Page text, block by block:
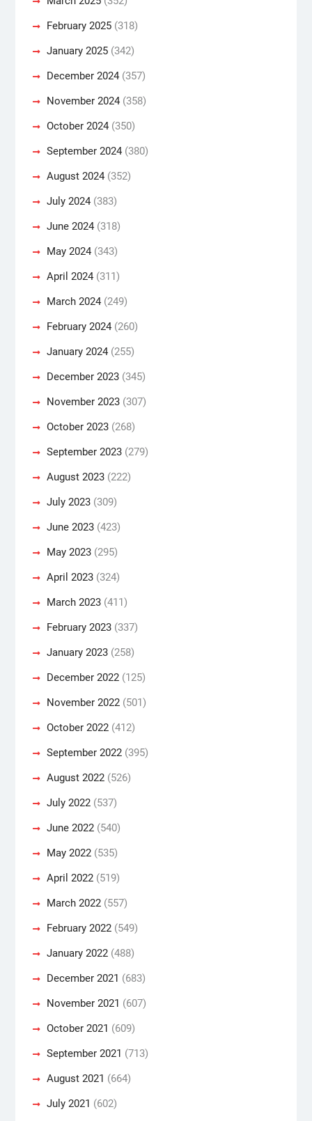
February 2025(318)
January 2025(342)
December 2024(357)
November 2024(358)
October 2024(350)
September 2024(380)
August 2024(352)
July 2024(383)
June 2024(318)
May 2024(343)
April 2024(311)
March 2024(249)
February 2024(260)
January 2024(255)
December 2023(345)
November 2023(307)
October 2023(268)
September 2023(279)
August 2023(222)
July 2023(309)
June 2023(423)
May 2023(295)
April 2023(324)
March 2023(411)
February 2023(337)
January 2023(258)
December 2022(125)
November 2022(501)
October 2022(412)
September 2022(395)
August 2022(526)
July 2022(537)
June 2022(540)
May 2022(535)
April 2022(519)
March 2022(557)
February 2022(549)
January 2022(488)
December 2021 (683)
November 2021 (607)
October 2021 (609)
September 2021 (713)
August 2021 (664)
July 2021 (602)